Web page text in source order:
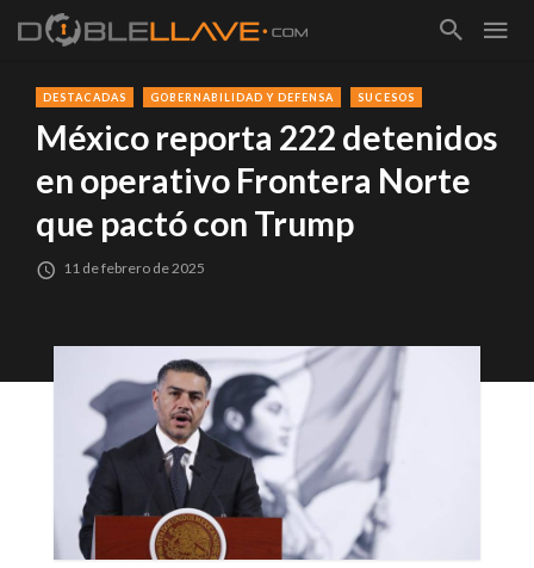
DESTACADAS GOBERNABILIDAD Y DEFENSA SUCESOS
México reporta 222 detenidos
en operativo Frontera Norte
que pactó con Trump
11 de febrero de 2025